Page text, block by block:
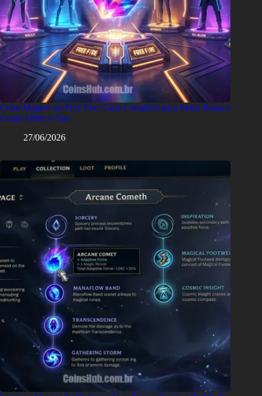
Cubo Mágico no Free Fire: Guia Completo para Skins Raras e
Como Obter o Seu
27/06/2026